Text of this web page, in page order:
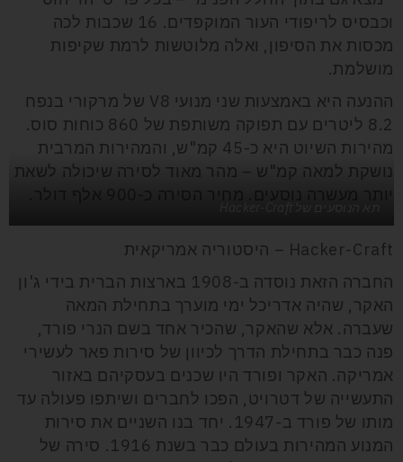
וכבסיס לריפודי העור המוקפדים. 16 שכבות לכה
מכסות את הסיפון, ואלה מלוטשות לרמת שקיפות
מושלמת.
ההנעה היא באמצעות שני מנועי V8 של מרקורי בנפח
8.2 ליטרים עם תפוקה משותפת של 860 כוחות סוס.
מהירות השיוט היא כ-45 קמ"ש, והמהירות המרבית
נושקת למאה קמ"ש – מהר מאוד לסירה שיכולה לשאת
Hacker-Craft – היסטוריה אמריקאית
החברה הזאת נוסדה ב-1908 בארצות הברית בידי ג'ון
האקר, שהיה אדריכל ימי מוערך בתחילת המאה
שעברה. אלא שהאקר, שהכיר אחד בשם הנרי פורד,
פנה כבר בתחילת הדרך לכיוון של סירות פאר לעשירי
אמריקה. האקר ופורד היו שכנים בעסקיהם באזור
התעשייה של דטרויט, הפכו לחברים ושיתפו פעולה עד
מותו של פורד ב-1947. יחד בנו השניים את סירות
המנוע המהירות בעולם כבר בשנת 1916. סירה של